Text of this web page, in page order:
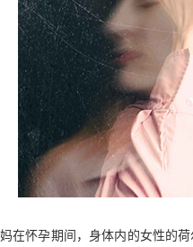
在怀孕期间，身体内的女性的